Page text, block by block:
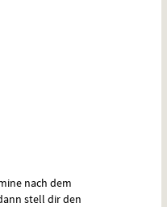
nach dem
stell dir den